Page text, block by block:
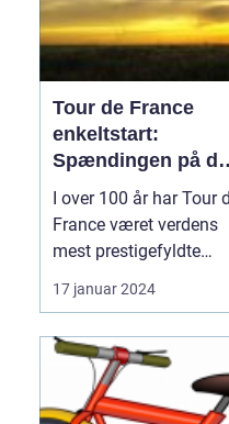
Tour de France
enkeltstart:
Spændingen på
ensomme vej
I over 100 år har Tour
France været verdens
mest prestigefyldte
cykelløb, og en af de
mest særlige discipliner,
del af løbet, er
enkeltstarten. I denne
artikel vil vi dykke ned i
17 januar 2024